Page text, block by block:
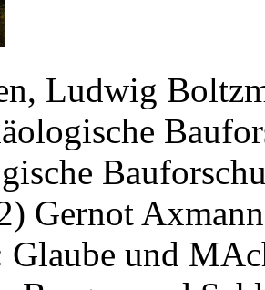
Ludwig
Gernot
Glaube und